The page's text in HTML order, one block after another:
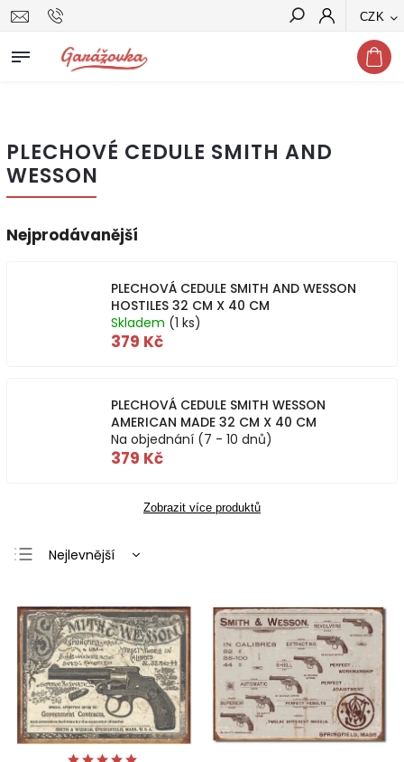
CZK
Hledat
PLECHOVÉ CEDULE SMITH AND
WESSON
Nejprodávanější
PLECHOVÁ CEDULE SMITH AND WESSON
HOSTILES 32 CM X 40 CM
Skladem (1 ks)
379 Kč
PLECHOVÁ CEDULE SMITH WESSON
AMERICAN MADE 32 CM X 40 CM
Na objednání (7 - 10 dnů)
379 Kč
Zobrazit více produktů
Nejlevnější
Nejprodávanější
Abecedně